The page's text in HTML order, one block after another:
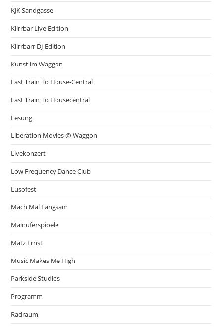
KJK Sandgasse
Klirrbar Live Edition
Klirrbarr DJ-Edition
Kunst im Waggon
Last Train To House-Central
Last Train To Housecentral
Lesung
Liberation Movies @ Waggon
Livekonzert
Low Frequency Dance Club
Lusofest
Mach Mal Langsam
Mainuferspioele
Matz Ernst
Music Makes Me High
Parkside Studios
Programm
Radraum